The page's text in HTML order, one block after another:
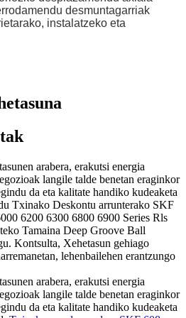
desmuntagarriak
instalatzeko eta
arabera, erakutsi energia
langile talde benetan eraginkor
da eta kalitate handiko kudeaketa
Txinako Deskontu arrunterako SKF
6200 6300 6800 6900 Series Rls
Tamaina Deep Groove Ball
Kontsulta, Xehetasun gehiago
lehenbailehen erantzungo
arabera, erakutsi energia
langile talde benetan eraginkor
da eta kalitate handiko kudeaketa